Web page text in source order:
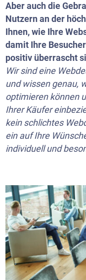
Aber auch die
Nutzern an der
Ihnen, wie Ihre
damit Ihre
positiv überrascht
Wir sind eine
und wissen genau,
optimieren können
Ihrer Käufer
kein schlichtes
ein auf Ihre
individuell und